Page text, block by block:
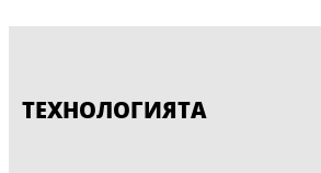
ТЕХНОЛОГИЯТА